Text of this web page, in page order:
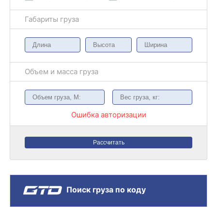
Габариты груза
Объем и масса груза
Ошибка авторизации
Рассчитать
Поиск груза по коду